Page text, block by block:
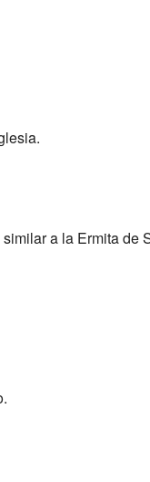
a la Ermita de